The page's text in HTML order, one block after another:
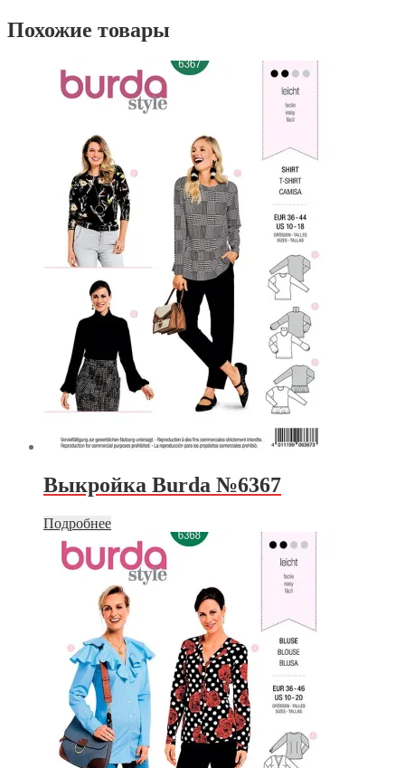
Похожие товары
Выкройка Burda №6367
Подробнее